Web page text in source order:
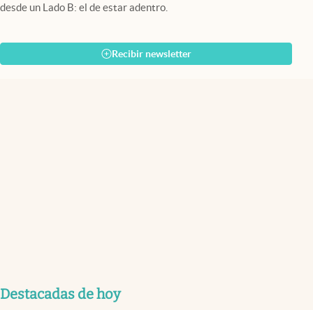
desde un Lado B: el de estar adentro.
Recibir newsletter
Destacadas de hoy